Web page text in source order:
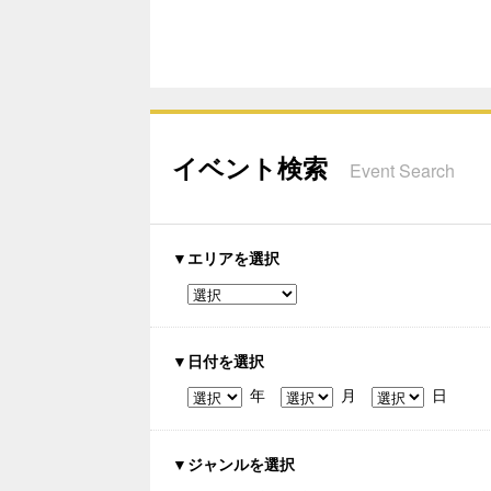
イベント検索 Event Search
▼エリアを選択
▼日付を選択
年
月 日
▼ジャンルを選択